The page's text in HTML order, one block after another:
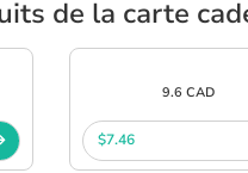
de la carte
9.6 CAD
$7.46